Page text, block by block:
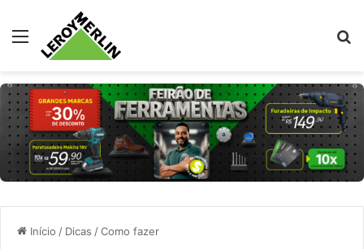
Menu
Início / Dicas /Como fazer